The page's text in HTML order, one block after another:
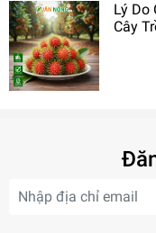
Lý Do
Cây